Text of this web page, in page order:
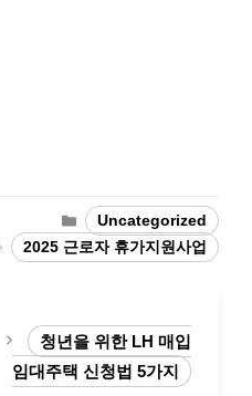
Categories
Uncategorized
Tags
2025 근로자 휴가지원사업
청년을 위한 LH 매입
임대주택 신청법 5가지